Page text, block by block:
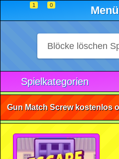
1 0 Menü
Spielkategorien